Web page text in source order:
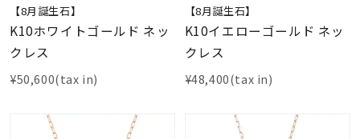
【8月誕生石】
K10ホワイトゴールド ネッ
クレス
¥50,600(tax in)
【8月誕生石】
K10イエローゴールド ネッ
クレス
¥48,400(tax in)